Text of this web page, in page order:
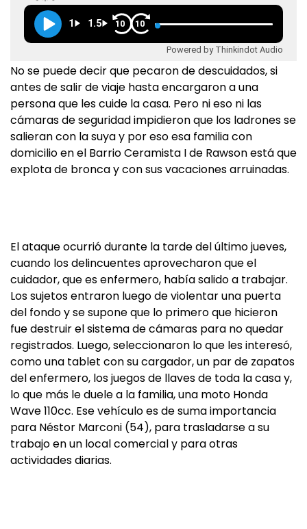
1 1.5 10 10
Powered by Thinkindot Audio
No se puede decir que pecaron de descuidados, si
antes de salir de viaje hasta encargaron a una
persona que les cuide la casa. Pero ni eso ni las
cámaras de seguridad impidieron que los ladrones se
salieran con la suya y por eso esa familia con
domicilio en el Barrio Ceramista I de Rawson está que
explota de bronca y con sus vacaciones arruinadas.
El ataque ocurrió durante la tarde del último jueves,
cuando los delincuentes aprovecharon que el
cuidador, que es enfermero, había salido a trabajar.
Los sujetos entraron luego de violentar una puerta
del fondo y se supone que lo primero que hicieron
fue destruir el sistema de cámaras para no quedar
registrados. Luego, seleccionaron lo que les interesó,
como una tablet con su cargador, un par de zapatos
del enfermero, los juegos de llaves de toda la casa y,
lo que más le duele a la familia, una moto Honda
Wave 110cc. Ese vehículo es de suma importancia
para Néstor Marconi (54), para trasladarse a su
trabajo en un local comercial y para otras
actividades diarias.